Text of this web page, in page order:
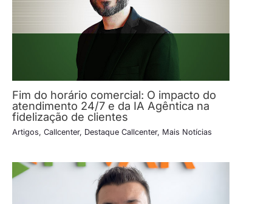
Fim do horário comercial: O impacto do
atendimento 24/7 e da IA Agêntica na
fidelização de clientes
Artigos, Callcenter, Destaque Callcenter, Mais Notícias